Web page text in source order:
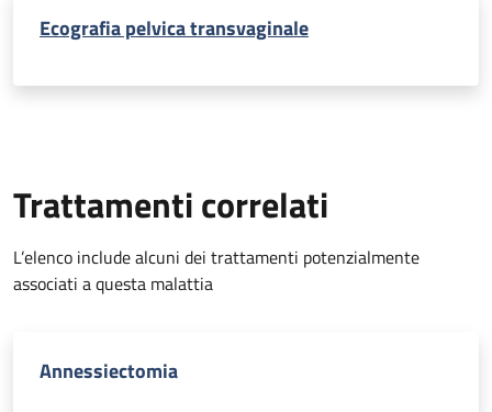
Ecografia pelvica transvaginale
Trattamenti correlati
L’elenco include alcuni dei trattamenti potenzialmente
associati a questa malattia
Annessiectomia